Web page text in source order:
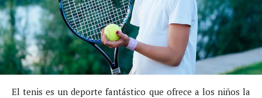
El tenis es un deporte fantástico que ofrece a los niños la